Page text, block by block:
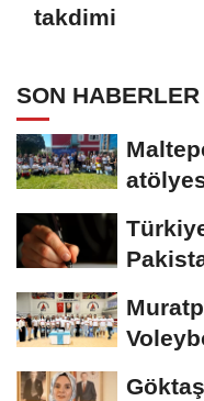
takdimi
SON HABERLER